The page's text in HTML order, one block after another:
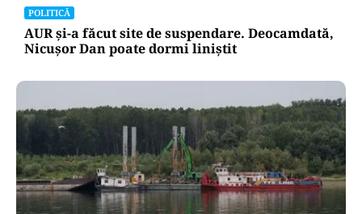
POLITICĂ
AUR și-a făcut site de suspendare. Deocamdată,
Nicușor Dan poate dormi liniștit